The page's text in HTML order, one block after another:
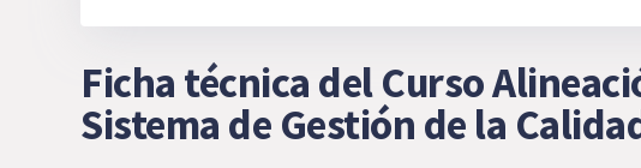
Ficha técnica del Curso
Sistema de Gestión de la